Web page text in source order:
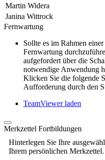
Martin Widera
Janina Wittrock
Fernwartung
Sollte es im Rahmen
Fernwartung
aufgefordert über die
notwendige Anwendung
Klicken Sie die folgende
Aufforderung durch den
TeamViewer laden
Merkzettel Fortbildungen
Hinterlegen Sie Ihre
Ihrem persönlichen Merkzettel.